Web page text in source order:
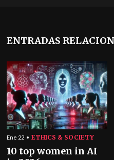
ENTRADAS
Ene 22 ETHICS & SOCIETY
10 top women in AI